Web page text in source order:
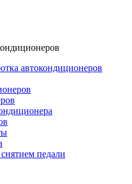
автокондиционеров
педали